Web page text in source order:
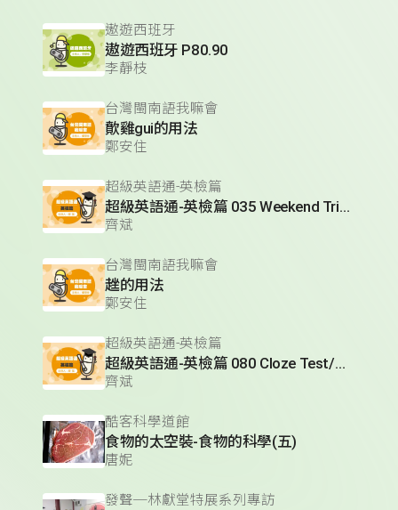
遨遊西班牙
遨遊西班牙 P80.90
李靜枝
台灣閩南語我嘛會
歕雞gui的用法
鄭安住
超級英語通-英檢篇
超級英語通-英檢篇 035 Weekend Trip- 週末旅遊
齊斌
台灣閩南語我嘛會
趖的用法
鄭安住
超級英語通-英檢篇
超級英語通-英檢篇 080 Cloze Test/段落-10
齊斌
酷客科學道館
食物的太空裝-食物的科學(五)
唐妮
發聲─林獻堂特展系列專訪